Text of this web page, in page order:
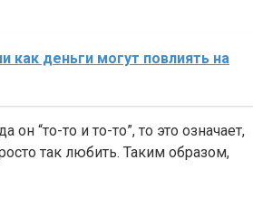
как деньги могут повлиять на
“то-то и то-то”, то это означает,
так любить. Таким образом,